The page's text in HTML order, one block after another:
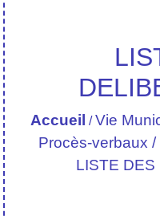
Accueil /Vie
Procès-verbaux
LISTE DES